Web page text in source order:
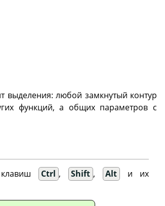
выделения: любой замкнутый контур
функций, а общих параметров с
Ctrl , Shift , Alt
и их